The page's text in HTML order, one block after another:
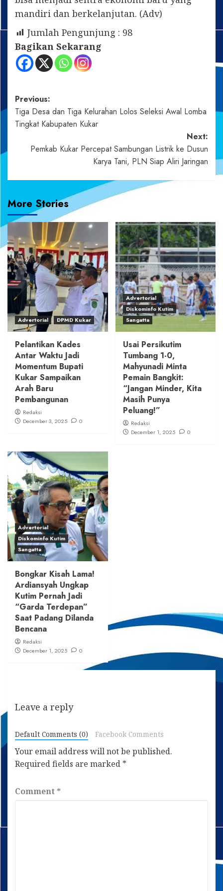
mandiri dan berkelanjutan. (Adv)
Jumlah Pengunjung : 98
Bagikan Sekarang
Post
navigation
Previous:
Tiga Desa dan Tiga Kelurahan Lolos Seleksi Awal Lomba
Tingkat Kabupaten Kukar
Next:
Pemkab Kukar Percepat Sambungan Listrik ke Dusun
Karya Tani, PLN Siap Aliri Jaringan
More Stories
Advertorial DPMD Kukar
Pelantikan Kades
Antar Waktu Jadi
Momentum Bupati
Kukar Sampaikan
Arah Baru
Pembangunan
Redaksi
December 3, 2025
0
Advertorial
Diskominfo Kutim
Sangatta
Usai Persikutim
Tumbang 1-0,
Mahyunadi Minta
Pemain Bangkit:
“Jangan Minder, Kita
Masih Punya
Peluang!”
Redaksi
December 1, 2025
0
Advertorial
Diskominfo Kutim
Sangatta
Bongkar Kisah Lama!
Ardiansyah Ungkap
Kutim Pernah Jadi
“Garda Terdepan”
Saat Padang Dilanda
Bencana
Redaksi
December 1, 2025
0
Leave a reply
Default Comments (0) Facebook Comments
Your email address will not be published.
Required fields are marked *
Comment *